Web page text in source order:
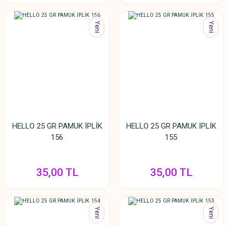
Yeni
HELLO 25 GR PAMUK İPLİK
156
35,00 TL
Yeni
HELLO 25 GR PAMUK İPLİK
155
35,00 TL
Yeni Yeni